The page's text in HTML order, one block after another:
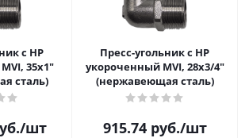
с НР
35х1"
сталь)
/шт
Пресс-угольник с НР
укороченный MVI, 28х3/4"
(нержавеющая сталь)
915.74руб./шт